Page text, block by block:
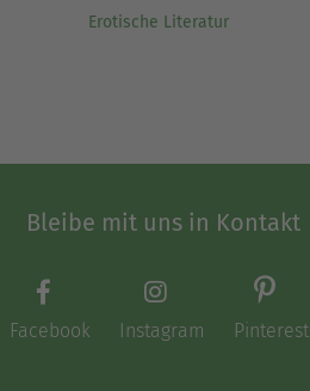
Erotische Literatur
Bleibe mit uns in Kontakt
Facebook Instagram Pinterest